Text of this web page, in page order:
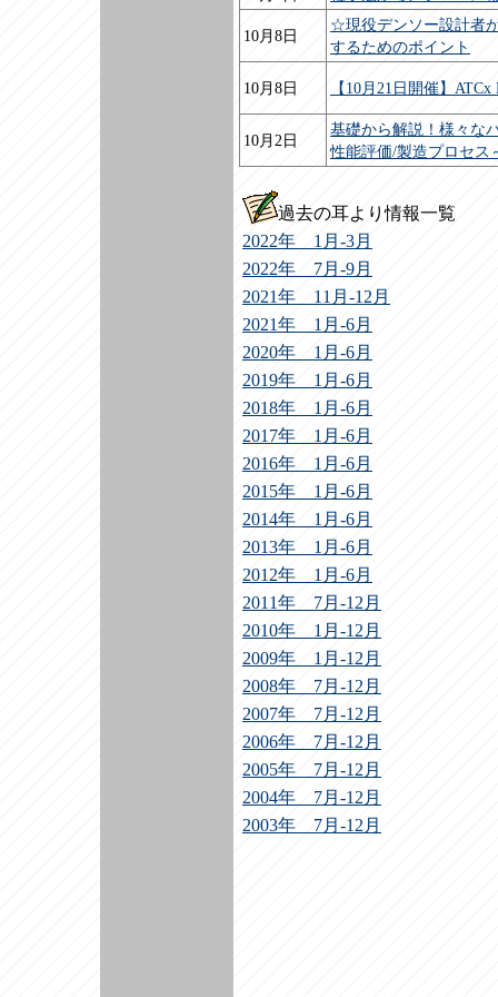
10月8日
☆現役デンソー設計者
するためのポイント
10月8日 【10月21日開催】
10月2日
基礎から解説！様々な
性能評価/製造プロセス
過去の耳より情報一覧
2022年 1月-3月
2022年 7月-9月
2021年 11月-12月
2021年 1月-6月
2020年 1月-6月
2019年 1月-6月
2018年 1月-6月
2017年 1月-6月
2016年 1月-6月
2015年 1月-6月
2014年 1月-6月
2013年 1月-6月
2012年 1月-6月
2011年 7月-12月
2010年 1月-12月
2009年 1月-12月
2008年 7月-12月
2007年 7月-12月
2006年 7月-12月
2005年 7月-12月
2004年 7月-12月
2003年 7月-12月